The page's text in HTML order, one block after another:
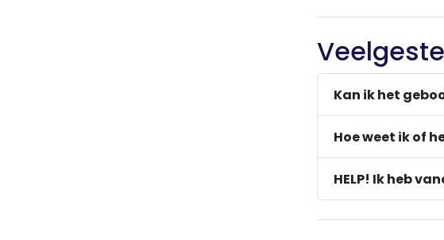
Kan ik het
Hoe weet ik of
HELP! Ik heb